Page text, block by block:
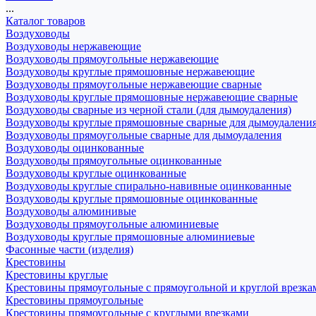
...
Каталог товаров
Воздуховоды
Воздуховоды нержавеющие
Воздуховоды прямоугольные нержавеющие
Воздуховоды круглые прямошовные нержавеющие
Воздуховоды прямоугольные нержавеющие сварные
Воздуховоды круглые прямошовные нержавеющие сварные
Воздуховоды сварные из черной стали (для дымоудаления)
Воздуховоды круглые прямошовные сварные для
Воздуховоды прямоугольные сварные для дымоудаления
Воздуховоды оцинкованные
Воздуховоды прямоугольные оцинкованные
Воздуховоды круглые оцинкованные
Воздуховоды круглые спирально-навивные оцинкованные
Воздуховоды круглые прямошовные оцинкованные
Воздуховоды алюминивые
Воздуховоды прямоугольные алюминиевые
Воздуховоды круглые прямошовные алюминиевые
Фасонные части (изделия)
Крестовины
Крестовины круглые
Крестовины прямоугольные с прямоугольной и круглой
Крестовины прямоугольные
Крестовины прямоугольные с круглыми врезками